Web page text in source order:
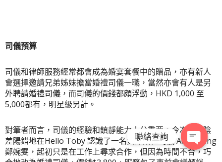
司儀預算
司儀和律師服務經常都會成為婚宴套餐中的贈品，亦有新人
會選擇邀請兄弟姊妹擔當婚禮司儀一職，當然亦會有人是另
外聘請婚禮司儀，而司儀的價錢都頗浮動，HKD 1,000 至
5,000都有，明星級另計。
對筆者而言，司儀的經驗和鎮靜能力十分重要。今次筆者陰
差陽錯地在Hello Toby 認識了一名資深婚禮司儀 Ada Cheng
鄭婉雯，起初只是在工作上尋求合作，但因為時間不合，巧
聯絡查詢